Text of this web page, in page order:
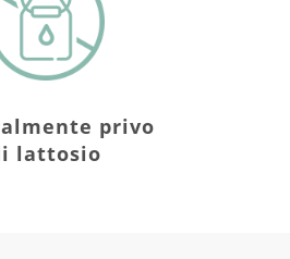
privo
lattosio